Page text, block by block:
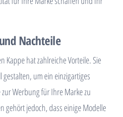
Nachteile
Kappe hat zahlreiche Vorteile. Sie
um ein einzigartiges
Werbung für Ihre Marke zu
gehört jedoch, dass einige Modelle